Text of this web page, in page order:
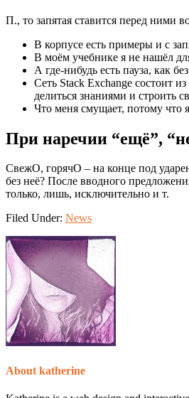
П., то запятая ставится перед ними
В корпусе есть примеры и с
В моём учебнике я не нашёл
А где-нибудь есть пауза, как
Сеть Stack Exchange состоит
делиться знаниями и строить
Что меня смущает, потому что
При наречии “ещё”,
СвежО, горячО – на конце под
без неё? После вводного
только, лишь, исключительно и т.
Filed Under: News
About katherine